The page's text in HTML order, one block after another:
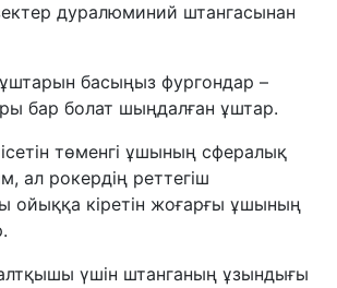
дуралюминий штангасынан
басыңыз фургондар –
бар болат шыңдалған ұштар.
төменгі ұшының сфералық
ал рокердің реттегіш
ойыққа кіретін жоғарғы ұшының
үшін штанганың ұзындығы